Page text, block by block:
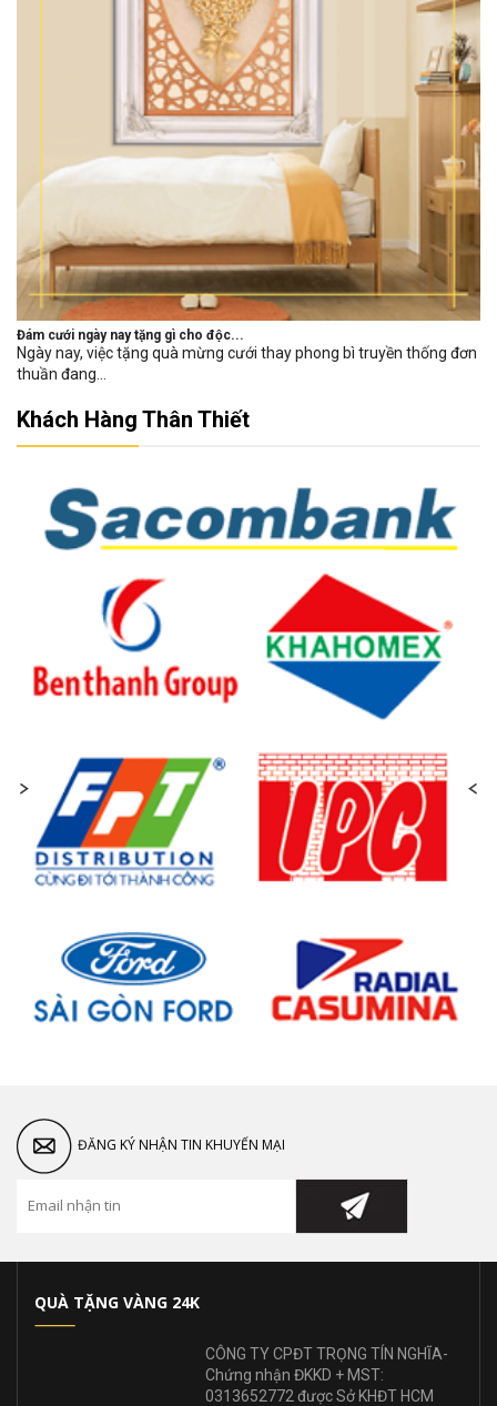
Đám cưới ngày nay tặng gì cho độc...
Ngày nay, việc tặng quà mừng cưới thay phong bì truyền thống đơn
thuần đang...
Khách Hàng Thân Thiết
ĐĂNG KÝ NHẬN TIN KHUYẾN MẠI
QUÀ TẶNG VÀNG 24K
CÔNG TY CPĐT TRỌNG TÍN NGHĨA-
Chứng nhận ĐKKD + MST:
0313652772 được Sở KHĐT HCM